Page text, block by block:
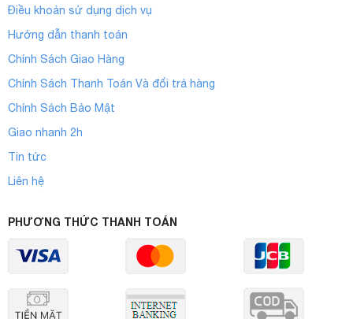
Điều khoản sử dụng dịch vụ
Hướng dẫn thanh toán
Chính Sách Giao Hàng
Chính Sách Thanh Toán Và đổi trả hàng
Chính Sách Bảo Mật
Giao nhanh 2h
Tin tức
Liên hệ
PHƯƠNG THỨC THANH TOÁN